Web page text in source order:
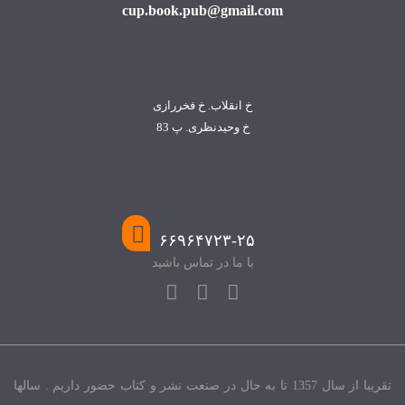
cup.book.pub@gmail.com
خ انقلاب. خ فخررازی
خ وحیدنظری. پ 83
۶۶۹۶۴۷۲۳-۲۵
با ما در تماس باشید
تقریبا از سال 1357 تا به حال در صنعت نشر و کتاب حضور داریم . سالها